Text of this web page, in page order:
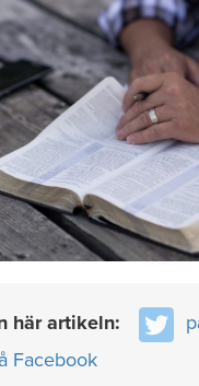
här artikeln:
Facebook